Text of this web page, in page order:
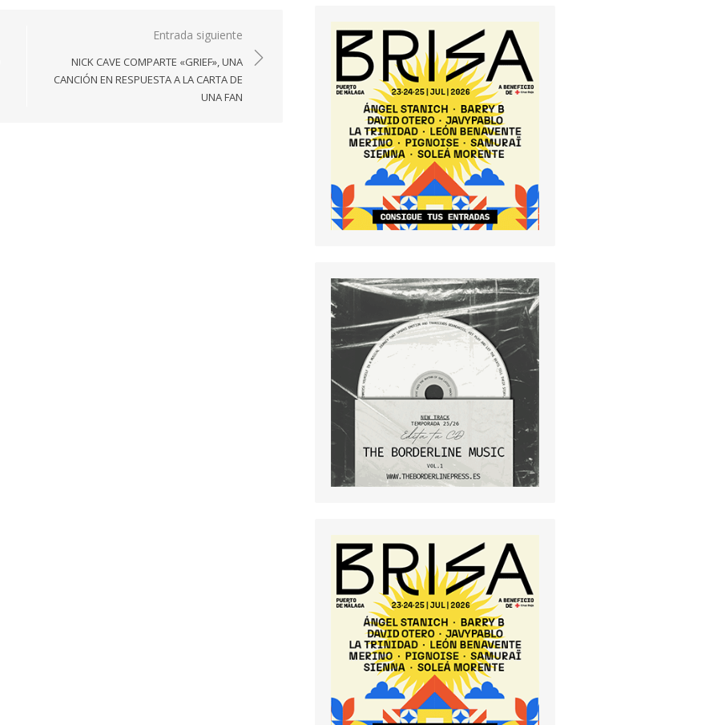
Entrada siguiente
NICK CAVE COMPARTE «GRIEF», UNA
CANCIÓN EN RESPUESTA A LA CARTA DE
UNA FAN